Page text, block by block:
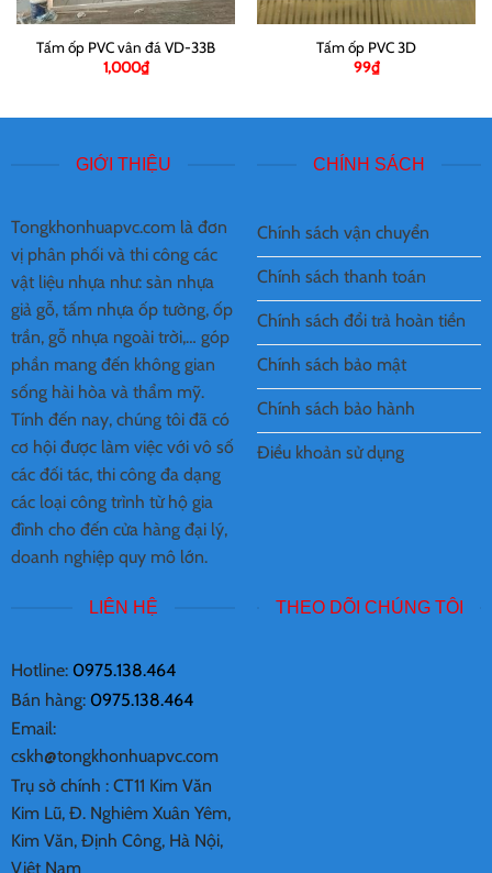
Tấm ốp PVC vân đá VD-33B
1,000₫
Tấm ốp PVC 3D
99₫
GIỚI THIỆU
Tongkhonhuapvc.com là đơn
vị phân phối và thi công các
vật liệu nhựa như: sàn nhựa
giả gỗ, tấm nhựa ốp tường, ốp
trần, gỗ nhựa ngoài trời,… góp
phần mang đến không gian
sống hài hòa và thẩm mỹ.
Tính đến nay, chúng tôi đã có
cơ hội được làm việc với vô số
các đối tác, thi công đa dạng
các loại công trình từ hộ gia
đình cho đến cửa hàng đại lý,
doanh nghiệp quy mô lớn.
CHÍNH SÁCH
Chính sách vận chuyển
Chính sách thanh toán
Chính sách đổi trả hoàn tiền
Chính sách bảo mật
Chính sách bảo hành
Điều khoản sử dụng
LIÊN HỆ
Hotline: 0975.138.464
Bán hàng: 0975.138.464
Email:
cskh@tongkhonhuapvc.com
Trụ sở chính :CT11 Kim Văn
Kim Lũ, Đ. Nghiêm Xuân Yêm,
Kim Văn, Định Công, Hà Nội,
Việt Nam
THEO DÕI CHÚNG TÔI